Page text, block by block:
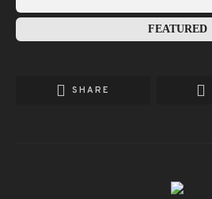
FEATURED
SHARE